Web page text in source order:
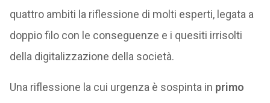
quattro ambiti la riflessione di molti esperti, legata a
doppio filo con le conseguenze e i quesiti irrisolti
della digitalizzazione della società.
Una riflessione la cui urgenza è sospinta in primo